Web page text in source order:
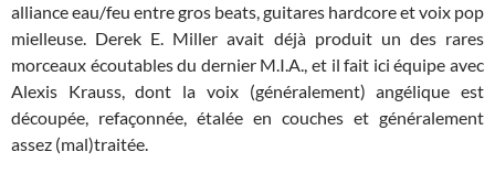
alliance eau/feu entre gros beats, guitares hardcore et voix pop
mielleuse. Derek E. Miller avait déjà produit un des rares
morceaux écoutables du dernier M.I.A., et il fait ici équipe avec
Alexis Krauss, dont la voix (généralement) angélique est
découpée, refaçonnée, étalée en couches et généralement
assez (mal)traitée.